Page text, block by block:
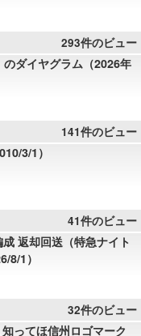
293件のビュー
ダイヤグラム（2026年
141件のビュー
3/1）
41件のビュー
返却回送（特急ナイト
8/1）
32件のビュー
ってほ信州ロゴマーク